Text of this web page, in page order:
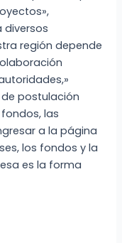
región depende
postulación
las
a la página
los fondos y la
es la forma